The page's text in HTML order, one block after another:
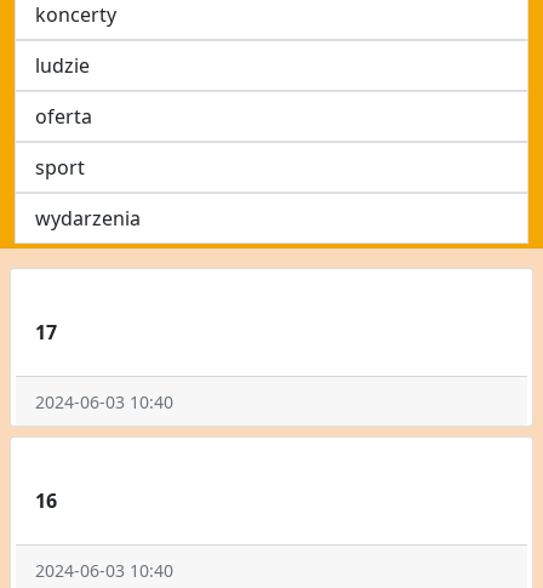
koncerty
ludzie
oferta
sport
wydarzenia
17
2024-06-03 10:40
16
2024-06-03 10:40